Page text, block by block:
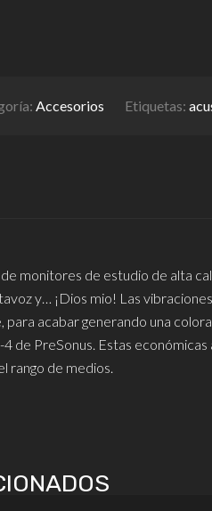
Accesorios Etiquetas:
monitores de estudio de alta
y… ¡Dios mio! Las
acabar generando una
de PreSonus. Estas
rango de medios.